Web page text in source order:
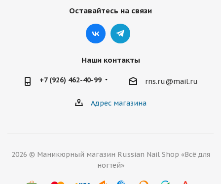
Оставайтесь на связи
Наши контакты
+7 (926) 462-40-99 rns.ru@mail.ru
Адрес магазина
2026 © Маникюрный магазин Russian Nail Shop «Всё для
ногтей»